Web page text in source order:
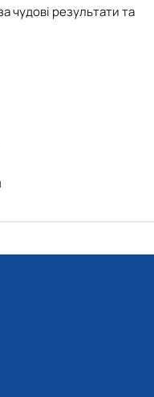
чудові результати та